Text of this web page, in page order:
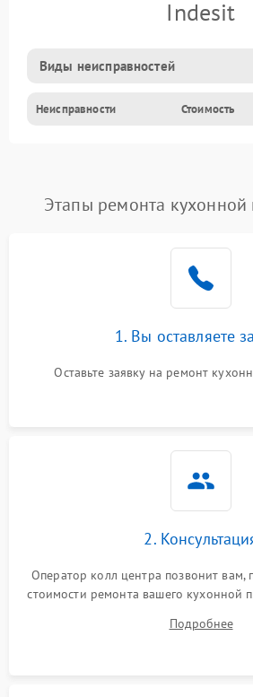
Indesit
Виды неисправностей
Неисправности Стоимость
Этапы ремонта
1. Вы оставляете
Оставьте заявку на ремонт
2.
Оператор колл центра позвонит вам,
стоимости ремонта вашего кухонной
Подробнее